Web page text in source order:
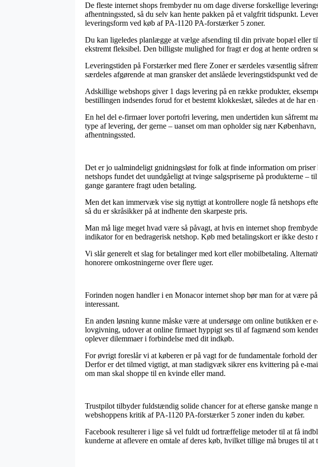
De fleste internet shops frembyder nu om dage diverse forskellige
afhentningssted, så du selv kan hente pakken på et valgfrit tidspunkt.
leveringsform ved køb af PA-1120 PA-forstærker 5 zoner.
Du kan ligeledes planlægge at vælge afsending til din private bopæl eller
ekstremt fleksibel. Den billigste mulighed for fragt er dog at hente
Leveringstiden på Forstærker med flere Zoner er særdeles væsentlig
særdeles afgørende at man gransker det anslåede leveringstidspunkt ved
Adskillige webshops giver 1 dags levering på en række produkter,
bestillingen indsendes forud for et bestemt klokkeslæt, således at de har
En hel del e-firmaer lover portofri levering, men undertiden kun såfremt
type af levering, der gerne – uanset om man opholder sig nær
afhentningssted.
Det er jo ualmindeligt gnidningsløst for folk at finde information om
netshops fundet det uundgåeligt at tvinge salgspriserne på produkterne
gange garantere fragt uden betaling.
Men det kan immervæk vise sig nyttigt at kontrollere nogle få netshops
så du er skråsikker på at indhente den skarpeste pris.
Man må lige meget hvad være så påvagt, at hvis en internet shop
indikator for en bedragerisk netshop. Køb med betalingskort er ikke
Vi slår generelt et slag for betalinger med kort eller mobilbetaling.
honorere omkostningerne over flere uger.
Forinden nogen handler i en Monacor internet shop bør man for at være
interessant.
En anden løsning kunne måske være at undersøge om online butikken
lovgivning, udover at online firmaet hyppigt ses til af fagmænd som
oplever dilemmaer i forbindelse med dit indkøb.
For øvrigt foreslår vi at køberen er på vagt for de fundamentale forhold
Derfor er det tilmed vigtigt, at man stadigvæk sikrer ens kvittering på e-
om man skal shoppe til en kvinde eller mand.
Trustpilot tilbyder fuldstændig solide chancer for at efterse ganske
webshoppens kritik af PA-1120 PA-forstærker 5 zoner inden du køber.
Facebook resulterer i lige så vel fuldt ud fortræffelige metoder til at få
kunderne at aflevere en omtale af deres køb, hvilket tillige må bruges til